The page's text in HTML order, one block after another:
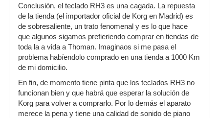
Conclusión, el teclado RH3 es una cagada. La repuesta
de la tienda (el importador oficial de Korg en Madrid) es
de sobresaliente, un trato fenomenal y es lo que hace
que algunos sigamos prefieriendo comprar en tiendas de
toda la a vida a Thoman. Imaginaos si me pasa el
problema habíendolo comprado en una tienda a 1000 Km
de mi domicilio.
En fin, de momento tiene pinta que los teclados RH3 no
funcionan bien y que habrá que esperar la solución de
Korg para volver a comprarlo. Por lo demás el aparato
merece la pena y tiene una calidad de sonido de piano